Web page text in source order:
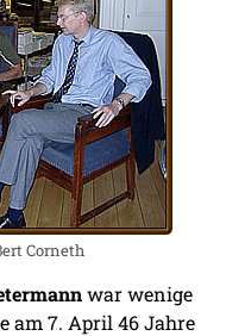
Corneth
war wenige
am 7. April 46 Jahre